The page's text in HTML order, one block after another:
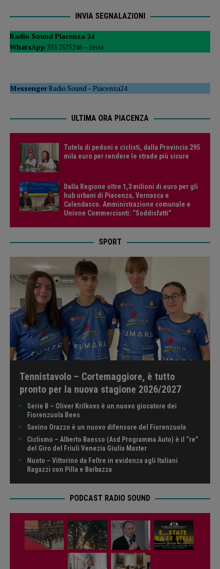
INVIA SEGNALAZIONI
Radio Sound Piacenza 24
WhatsApp 333 7575246 – Invia
MessengerRadio Sound–Piacenza24
ULTIMA ORA PIACENZA
Tutela di pedoni e ciclisti, dalla Provincia 295
mila euro per rendere le strade più sicure
Dalla Regione oltre 1,3 milioni di euro per gli
hub urbani di Piacenza, Vernasca e
Calendasco. Amministrazione comunale e
Unione Commercianti: “Soddisfatti”
SPORT
Tennistavolo – Cortemaggiore, è tutto
pronto per la nuova stagione 2026/2027
Serie B – Oliver Krilkovs è un nuovo giocatore dei
Fiorenzuola Bees
Savino Orazzo è un nuovo difensore del Fiorenzuola
Ciclismo – Alberto Baesso (Asd Programma Auto) è il “re”
del Giro del Friuli Venezia Giulia Master
Nuoto – Vittorino da Feltre in evidenza agli Italiani
Ragazzi con Pilla e Barbazza
PODCAST RADIO SOUND